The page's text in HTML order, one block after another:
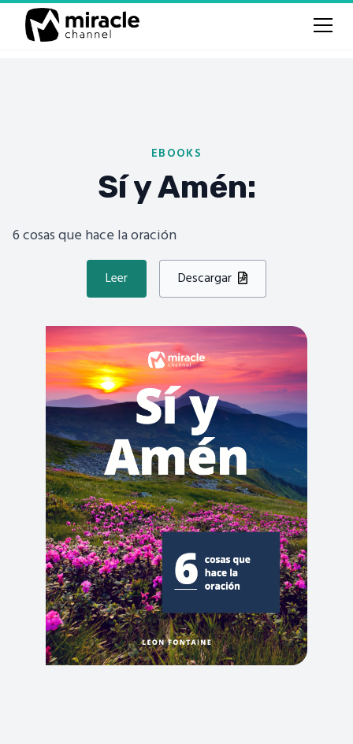
EBOOKS
Sí y Amén:
6 cosas que hace la oración
Leer Descargar 